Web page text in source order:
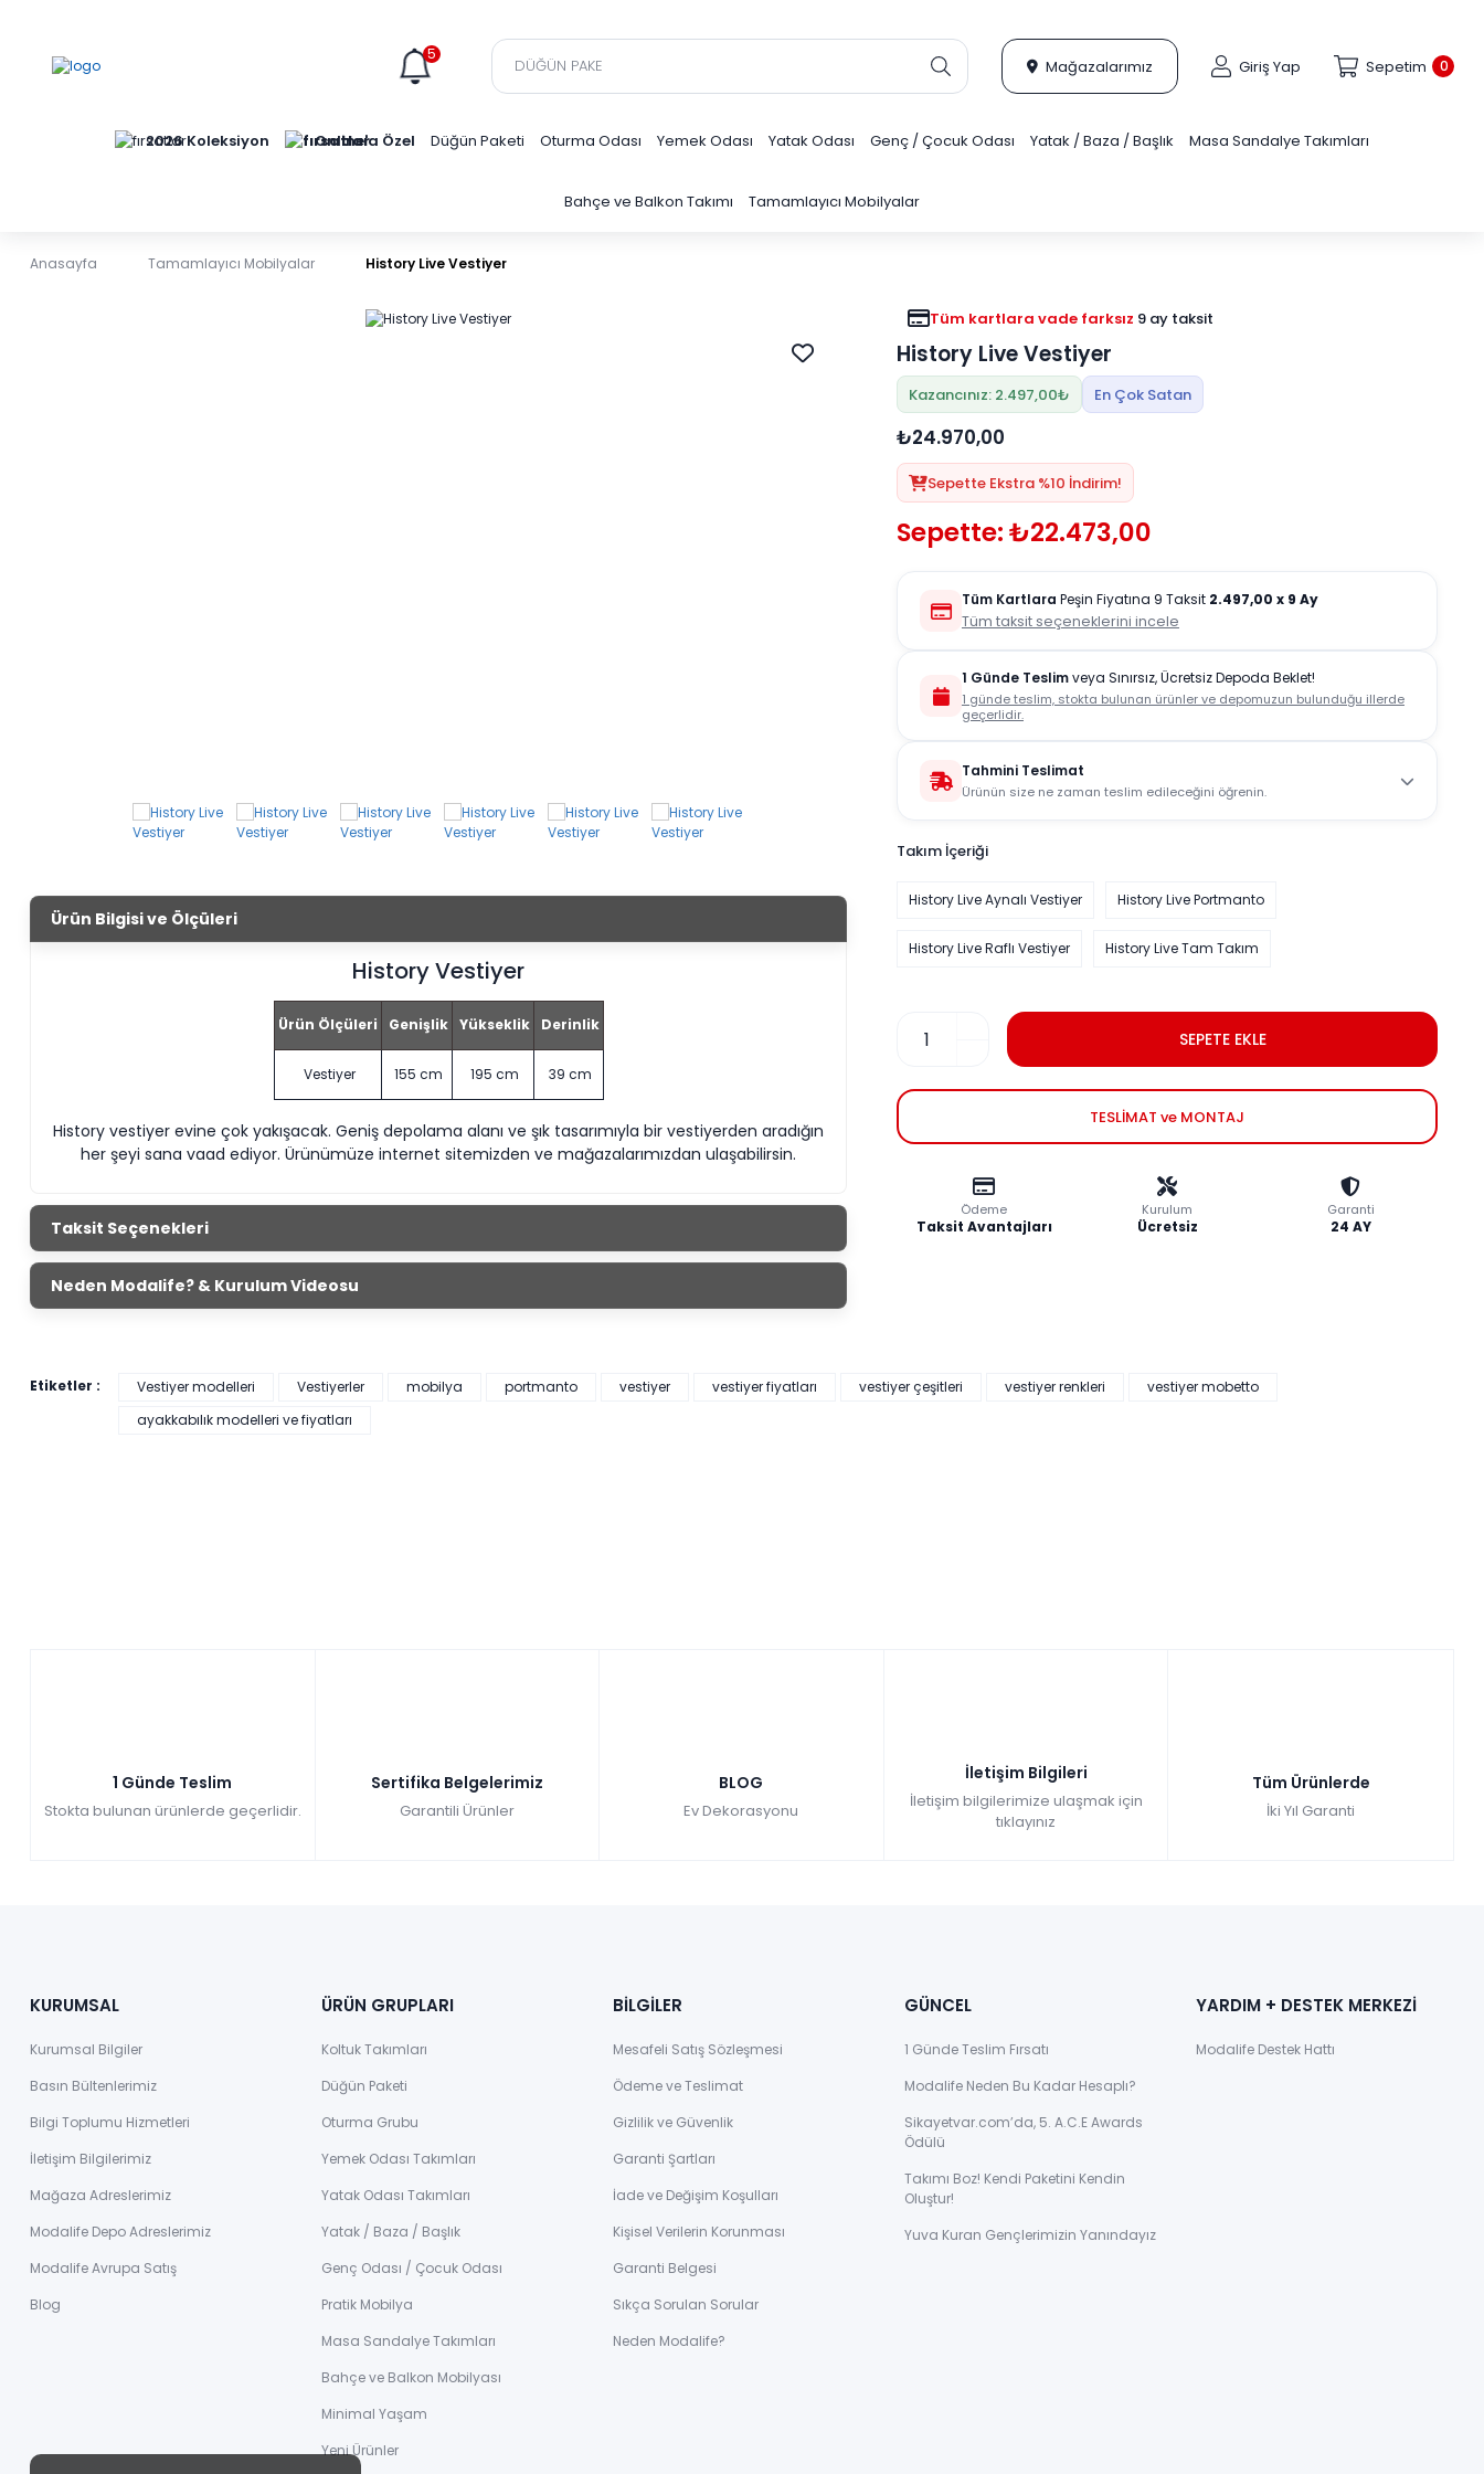
5
Mağazalarımız Giriş Yap 0
Sepetim
2026 Koleksiyon Online'a Özel Düğün Paketi Oturma Odası Yemek Odası Yatak Odası Genç / Çocuk Odası Yatak / Baza / Başlık Masa Sandalye Takımları
Bahçe ve Balkon Takımı Tamamlayıcı Mobilyalar
Anasayfa Tamamlayıcı Mobilyalar History Live Vestiyer
Ürün Bilgisi ve Ölçüleri
History Vestiyer
Ürün Ölçüleri Genişlik Yükseklik Derinlik
Vestiyer 155 cm 195 cm 39 cm
History vestiyer evine çok yakışacak. Geniş depolama alanı ve şık tasarımıyla bir vestiyerden aradığın
her şeyi sana vaad ediyor. Ürünümüze internet sitemizden ve mağazalarımızdan ulaşabilirsin.
Taksit Seçenekleri
Neden Modalife? & Kurulum Videosu
Tüm kartlara vade farksız 9 ay taksit
History Live Vestiyer
Kazancınız: 2.497,00₺ En Çok Satan
₺24.970,00
Sepette Ekstra %10 İndirim!
Sepette: ₺22.473,00
Tüm Kartlara Peşin Fiyatına 9 Taksit 2.497,00 x 9 Ay
Tüm taksit seçeneklerini incele
1 Günde Teslimveya Sınırsız, Ücretsiz Depoda Beklet!
1 günde teslim, stokta bulunan ürünler ve depomuzun bulunduğu illerde
geçerlidir.
Tahmini Teslimat
Ürünün size ne zaman teslim edileceğini öğrenin.
Takım İçeriği
History Live Aynalı Vestiyer History Live Portmanto
History Live Raflı Vestiyer History Live Tam Takım
SEPETE EKLE
TESLİMAT ve MONTAJ
Ödeme
Taksit Avantajları
Kurulum
Ücretsiz
Garanti
24 AY
Etiketler : Vestiyer modelleri Vestiyerler mobilya portmanto vestiyer vestiyer fiyatları vestiyer çeşitleri vestiyer renkleri
vestiyer mobetto
ayakkabılık modelleri ve fiyatları
1 Günde Teslim
Stokta bulunan ürünlerde geçerlidir.
Sertifika Belgelerimiz
Garantili Ürünler
BLOG
Ev Dekorasyonu
İletişim Bilgileri
İletişim bilgilerimize ulaşmak için
tıklayınız
Tüm Ürünlerde
İki Yıl Garanti
KURUMSAL
Kurumsal Bilgiler
Basın Bültenlerimiz
Bilgi Toplumu Hizmetleri
İletişim Bilgilerimiz
Mağaza Adreslerimiz
Modalife Depo Adreslerimiz
Modalife Avrupa Satış
Blog
ÜRÜN GRUPLARI
Koltuk Takımları
Düğün Paketi
Oturma Grubu
Yemek Odası Takımları
Yatak Odası Takımları
Yatak / Baza / Başlık
Genç Odası / Çocuk Odası
Pratik Mobilya
Masa Sandalye Takımları
Bahçe ve Balkon Mobilyası
Minimal Yaşam
Yeni Ürünler
BİLGİLER
Mesafeli Satış Sözleşmesi
Ödeme ve Teslimat
Gizlilik ve Güvenlik
Garanti Şartları
İade ve Değişim Koşulları
Kişisel Verilerin Korunması
Garanti Belgesi
Sıkça Sorulan Sorular
Neden Modalife?
GÜNCEL
1 Günde Teslim Fırsatı
Modalife Neden Bu Kadar Hesaplı?
Sikayetvar.com’da, 5. A.C.E Awards
Ödülü
Takımı Boz! Kendi Paketini Kendin
Oluştur!
Yuva Kuran Gençlerimizin Yanındayız
YARDIM + DESTEK MERKEZİ
Modalife Destek Hattı